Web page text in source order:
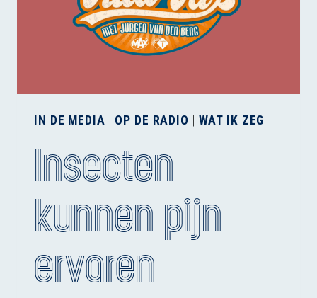
IN DE MEDIA | OP DE RADIO | WAT IK ZEG
Insecten
kunnen pijn
ervaren